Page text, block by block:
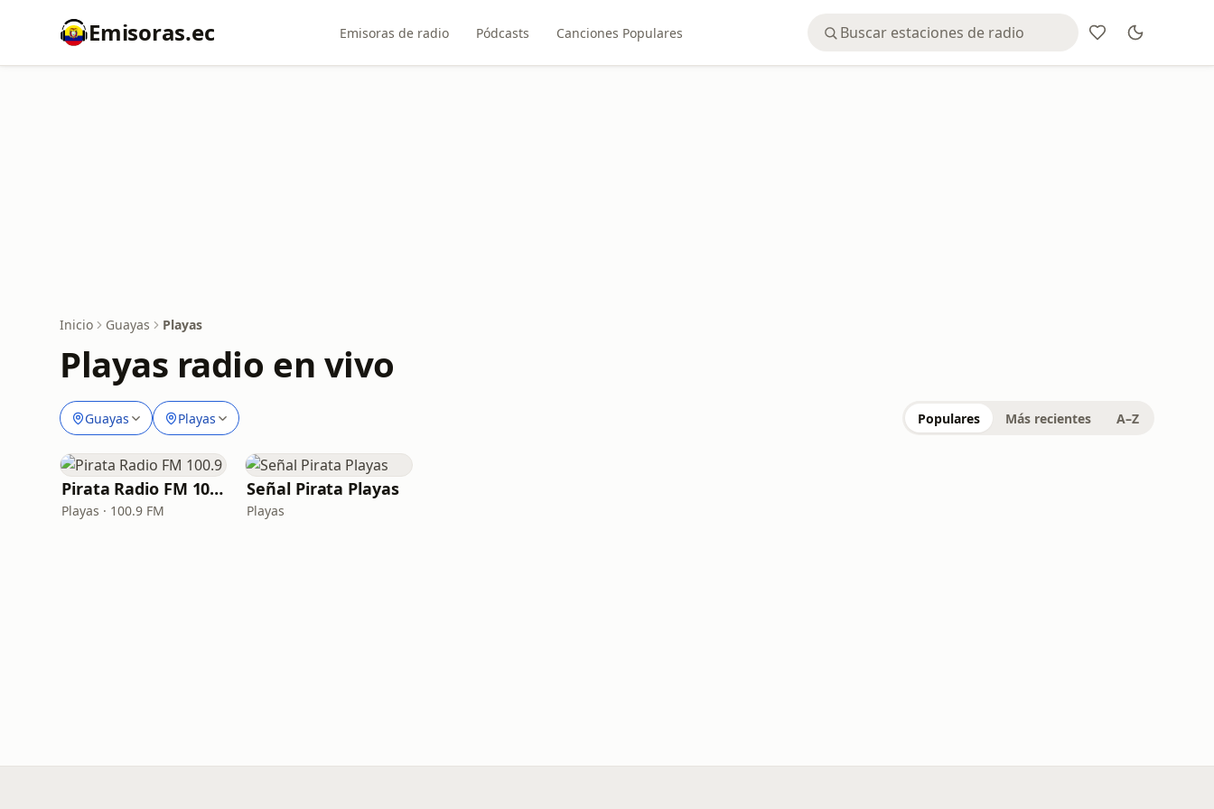
Emisoras.ec Emisoras de radio Pódcasts Canciones Populares
Inicio Guayas Playas
Playas radio en vivo
Guayas Playas Populares Más recientes A–Z
Pirata Radio FM 100.9
Playas · 100.9 FM
Señal Pirata Playas
Playas